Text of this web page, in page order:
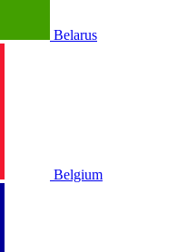
Belarus
Belgium